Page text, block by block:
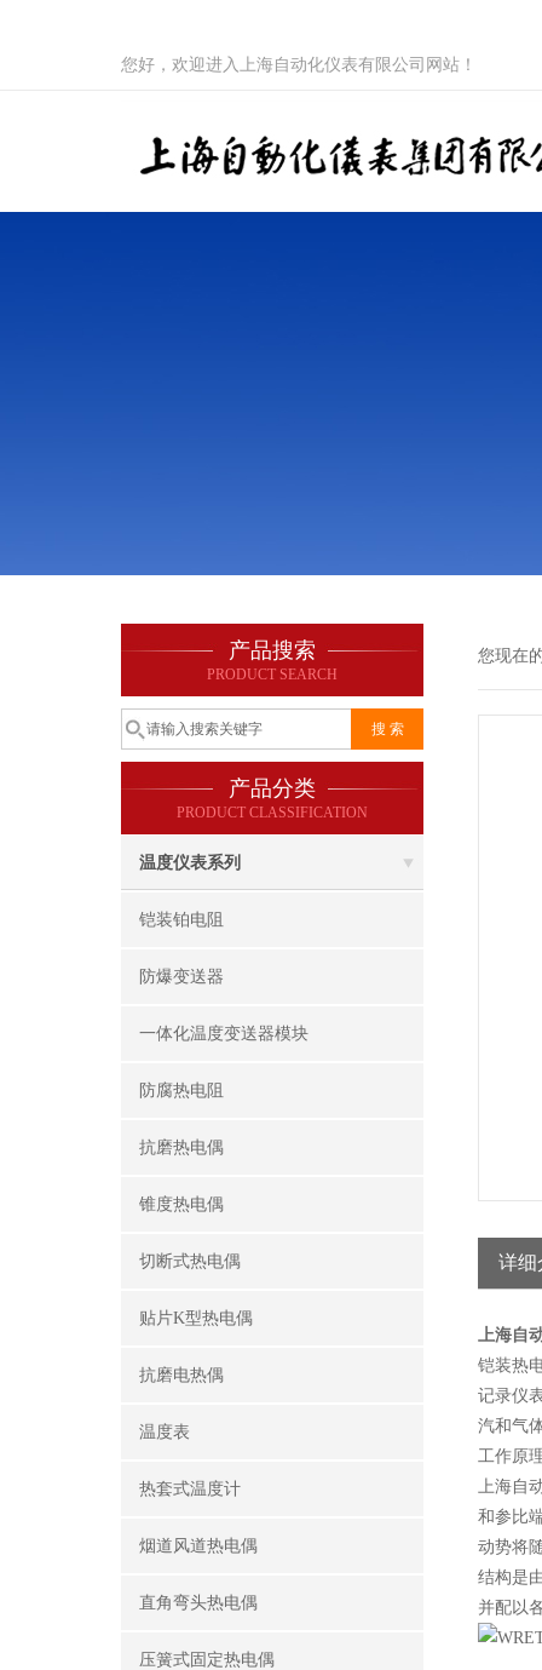
您好，欢迎进入上海自动化仪表有限公司网站！
产品搜索
PRODUCT SEARCH
产品分类
PRODUCT CLASSIFICATION
温度仪表系列
铠装铂电阻
防爆变送器
一体化温度变送器模块
防腐热电阻
抗磨热电偶
锥度热电偶
切断式热电偶
贴片K型热电偶
抗磨电热偶
温度表
热套式温度计
烟道风道热电偶
直角弯头热电偶
压簧式固定热电偶
您现在
详细
上海自
铠装热
记录仪
汽和气
工作原
上海自
和参比
动势将
结构是
并配以